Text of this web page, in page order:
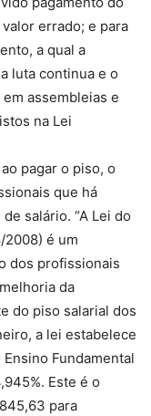
errado; e para
a qual a
luta continua e o
assembleias e
na Lei
pagar o piso, o
que há
salário. “A Lei do
2008) é um
dos profissionais
da
do piso salarial dos
a lei estabelece
Fundamental
Este é o
para